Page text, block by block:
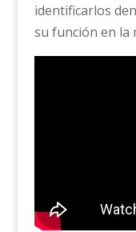
identificarlos
su función en la